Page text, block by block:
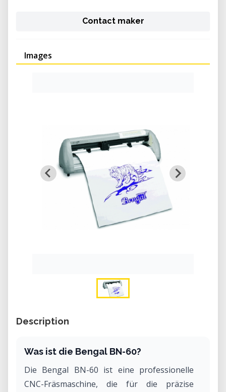
Contact maker
Images
Description
Was ist die Bengal BN-60?
Die Bengal BN-60 ist eine professionelle
CNC-Fräsmaschine, die für die präzise